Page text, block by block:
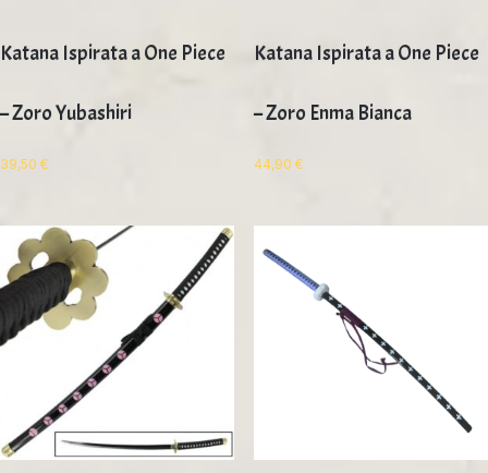
Katana Ispirata a One Piece
– Zoro Yubashiri
39,50 €
Katana Ispirata a One Piece
– Zoro Enma Bianca
44,90 €